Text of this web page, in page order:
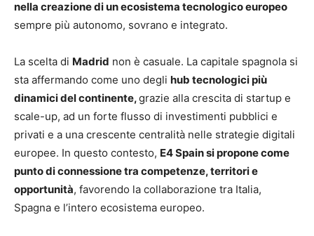
nella creazione di un ecosistema tecnologico europeo
sempre più autonomo, sovrano e integrato.
La scelta di Madrid non è casuale. La capitale spagnola si
sta affermando come uno degli hub tecnologici più
dinamici del continente,grazie alla crescita di startup e
scale-up, ad un forte flusso di investimenti pubblici e
privati e a una crescente centralità nelle strategie digitali
europee. In questo contesto, E4 Spain si propone come
punto di connessione tra competenze, territori e
opportunità, favorendo la collaborazione tra Italia,
Spagna e l’intero ecosistema europeo.